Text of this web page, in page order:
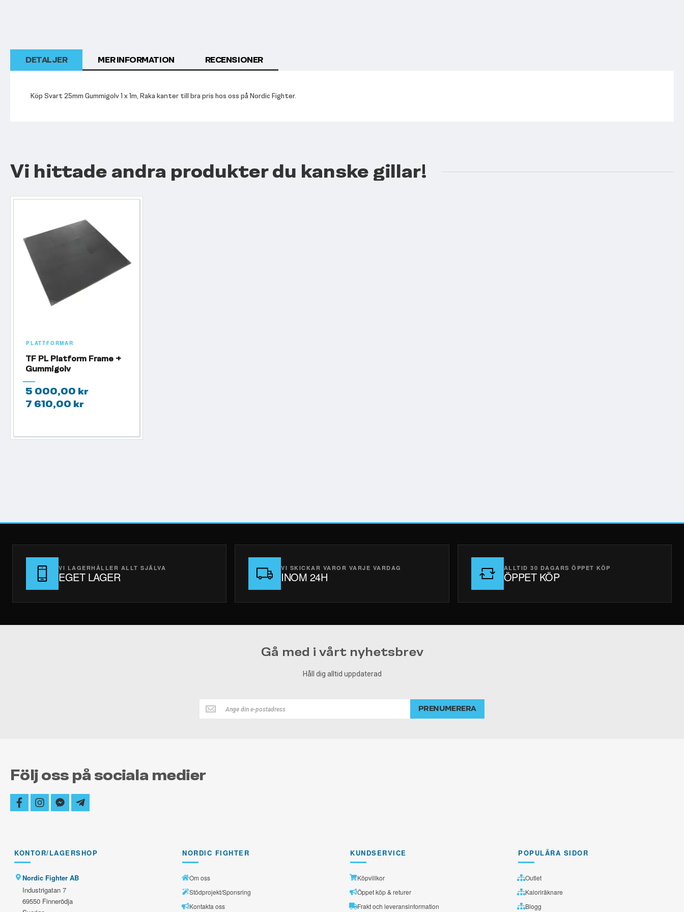
DETALJER
Köp Svart 25mm Gummigolv 1 x 1m, Raka kanter till bra pris hos oss på Nordic Fighter.
MER INFORMATION RECENSIONER
Vi hittade andra produkter du kanske gillar!
PLATTFORMAR
TF PL Platform Frame +
Gummigolv
5 000,00 kr
7 610,00 kr
VI LAGERHÅLLER ALLT SJÄLVA
EGET LAGER
VI SKICKAR VAROR VARJE VARDAG
INOM 24H
ALLTID 30 DAGARS ÖPPET KÖP
ÖPPET KÖP
Gå med i vårt nyhetsbrev
Håll dig alltid uppdaterad
Håll
dig
PRENUMERERA
Följ oss på sociala medier
facebookinstagram
facebook-
messenger
telegram-
plane
KONTOR/LAGERSHOP
Nordic Fighter AB
Industrigatan 7
69550 Finnerödja
NORDIC FIGHTER
Om oss
Stödprojekt/Sponsring
Kontakta oss
KUNDSERVICE
Köpvillkor
Öppet köp & returer
Frakt och leveransinformation
POPULÄRA SIDOR
Outlet
Kaloriräknare
Blogg